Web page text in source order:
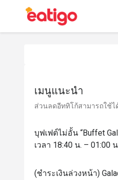
เมนูแนะนำ
ส่วนลดอีททิโก้สามารถใช้ไ
บุฟเฟต์ไม่อั้น “Buffet
เวลา 18:40 น. – 01:00
(ชำระเงินล่วงหน้า)